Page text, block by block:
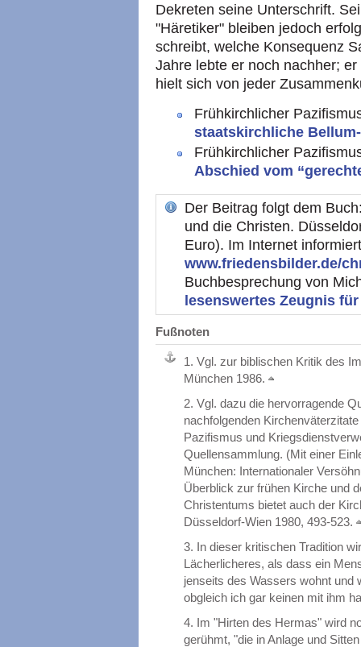
Dekreten seine Unterschrift.
"Häretiker" bleiben jedoch
schreibt, welche Konsequenz
Jahre lebte er noch nachher;
hielt sich von jeder
Frühkirchlicher
staatskirchliche
Frühkirchlicher
Abschied vom
Der Beitrag folgt dem
und die Christen.
Euro). Im Internet
www.friedensbilder.de/
Buchbesprechung von
lesenswertes Zeugnis
Fußnoten
1. Vgl. zur biblischen Kritik des
München 1986.
2. Vgl. dazu die hervorragende
nachfolgenden
Pazifismus und
Quellensammlung. (Mit einer
München: Internationaler
Überblick zur frühen Kirche und
Christentums bietet auch der
Düsseldorf-Wien 1980, 493-523.
3. In dieser kritischen Tradition
Lächerlicheres, als dass ein
jenseits des Wassers wohnt und
obgleich ich gar keinen mit ihm
4. Im "Hirten des Hermas" wird
gerühmt, "die in Anlage und